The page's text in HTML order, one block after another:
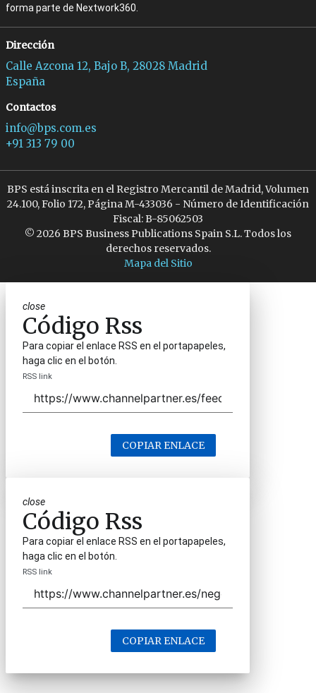
forma parte de Nextwork360.
Dirección
Calle Azcona 12, Bajo B, 28028 Madrid
España
Contactos
info@bps.com.es
+91 313 79 00
BPS está inscrita en el Registro Mercantil de Madrid, Volumen
24.100, Folio 172, Página M-433036 - Número de Identificación
Fiscal: B-85062503
© 2026 BPS Business Publications Spain S.L. Todos los
derechos reservados.
Mapa del Sitio
close
Código Rss
Para copiar el enlace RSS en el portapapeles,
haga clic en el botón.
RSS link
COPIAR ENLACE
close
Código Rss
Para copiar el enlace RSS en el portapapeles,
haga clic en el botón.
RSS link
COPIAR ENLACE